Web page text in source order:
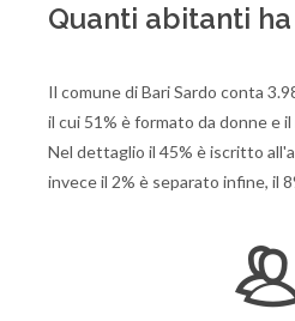
Quanti abitanti
Il comune di Bari Sardo conta
il cui 51% è formato da donne e
Nel dettaglio il 45% è iscritto
invece il 2% è separato infine, il